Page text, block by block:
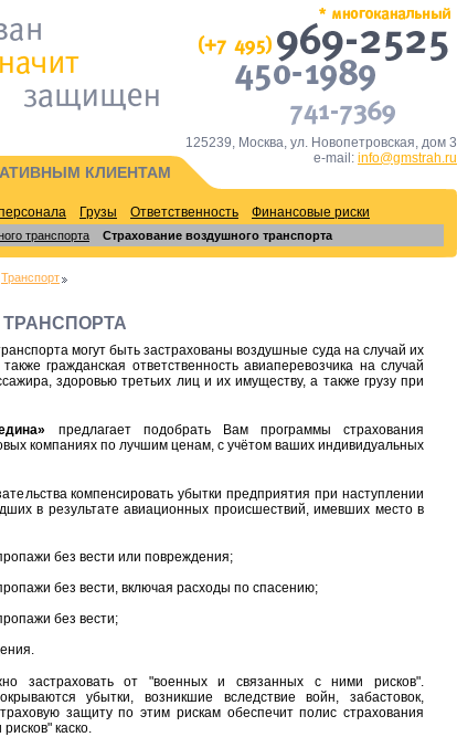
125239, Москва, ул. Новопетровская, дом 3
e-mail: info@gmstrah.ru
КЛИЕНТАМ
Грузы Ответственность Финансовые риски
транспорта Страхование воздушного транспорта
Транспорт
могут быть застрахованы воздушные суда на случай их
гражданская ответственность авиаперевозчика на случай
здоровью третьих лиц и их имуществу, а также грузу при
предлагает подобрать Вам программы страхования
компаниях по лучшим ценам, с учётом ваших индивидуальных
компенсировать убытки предприятия при наступлении
в результате авиационных происшествий, имевших место в
без вести или повреждения;
без вести, включая расходы по спасению;
без вести;
застраховать от "военных и связанных с ними рисков".
убытки, возникшие вследствие войн, забастовок,
защиту по этим рискам обеспечит полис страхования
каско.